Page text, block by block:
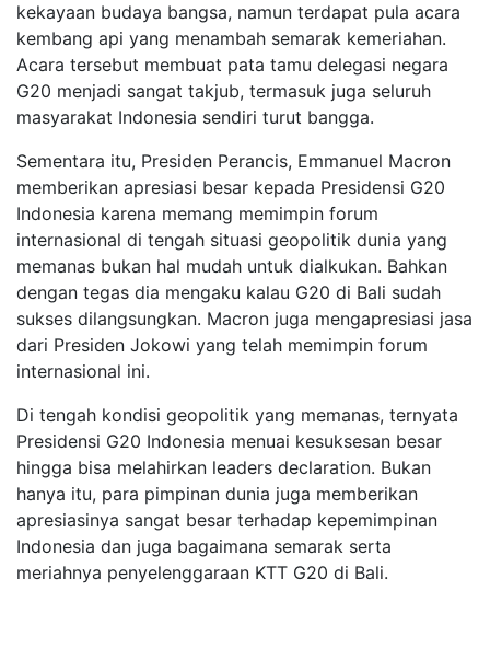
kekayaan budaya bangsa, namun terdapat pula acara
kembang api yang menambah semarak kemeriahan.
Acara tersebut membuat pata tamu delegasi negara
G20 menjadi sangat takjub, termasuk juga seluruh
masyarakat Indonesia sendiri turut bangga.
Sementara itu, Presiden Perancis, Emmanuel Macron
memberikan apresiasi besar kepada Presidensi G20
Indonesia karena memang memimpin forum
internasional di tengah situasi geopolitik dunia yang
memanas bukan hal mudah untuk dialkukan. Bahkan
dengan tegas dia mengaku kalau G20 di Bali sudah
sukses dilangsungkan. Macron juga mengapresiasi jasa
dari Presiden Jokowi yang telah memimpin forum
internasional ini.
Di tengah kondisi geopolitik yang memanas, ternyata
Presidensi G20 Indonesia menuai kesuksesan besar
hingga bisa melahirkan leaders declaration. Bukan
hanya itu, para pimpinan dunia juga memberikan
apresiasinya sangat besar terhadap kepemimpinan
Indonesia dan juga bagaimana semarak serta
meriahnya penyelenggaraan KTT G20 di Bali.